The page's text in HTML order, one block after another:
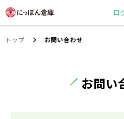
ロ
トップ お問い合わせ
お問い